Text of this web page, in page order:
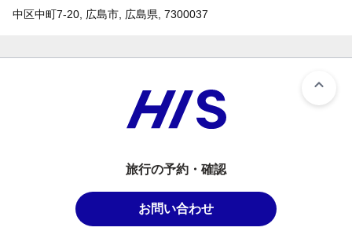
中区中町7-20, 広島市, 広島県, 7300037
旅行の予約・確認
お問い合わせ